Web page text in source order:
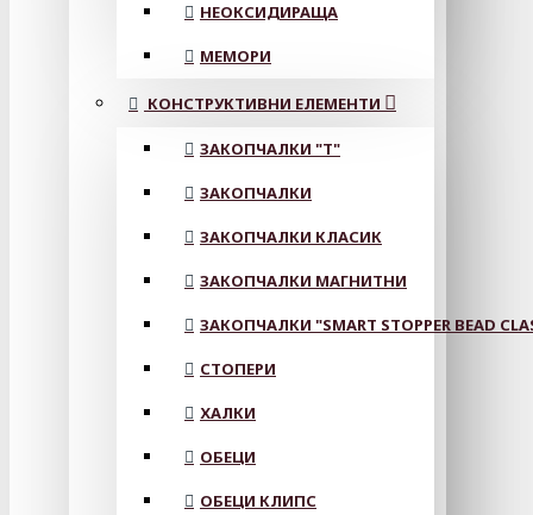
НЕОКСИДИРАЩА
МЕМОРИ
КОНСТРУКТИВНИ ЕЛЕМЕНТИ
ЗАКОПЧАЛКИ "Т"
ЗАКОПЧАЛКИ
ЗАКОПЧАЛКИ КЛАСИК
ЗАКОПЧАЛКИ МАГНИТНИ
ЗАКОПЧАЛКИ "SMART STOPPER BEAD
СТОПЕРИ
ХАЛКИ
ОБЕЦИ
ОБЕЦИ КЛИПС